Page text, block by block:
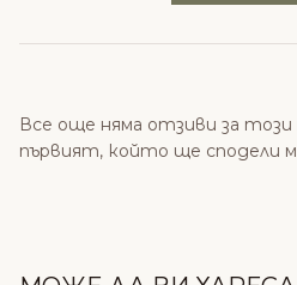
Все още няма отзиви за
първият, който ще сподели